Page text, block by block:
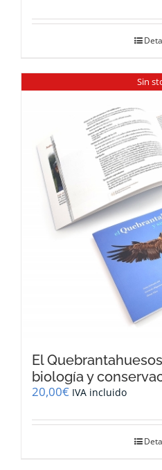
Sin
El
biología y
20,00€ IVA incluido